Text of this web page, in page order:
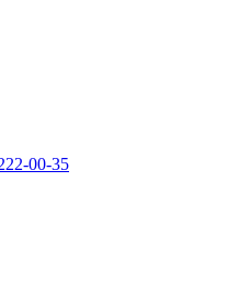
00-35